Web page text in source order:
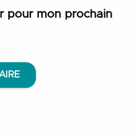
pour mon prochain